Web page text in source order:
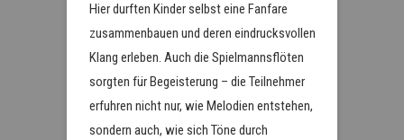
Hier durften Kinder selbst eine Fanfare
zusammenbauen und deren eindrucksvollen
Klang erleben. Auch die Spielmannsflöten
sorgten für Begeisterung – die Teilnehmer
erfuhren nicht nur, wie Melodien entstehen,
sondern auch, wie sich Töne durch